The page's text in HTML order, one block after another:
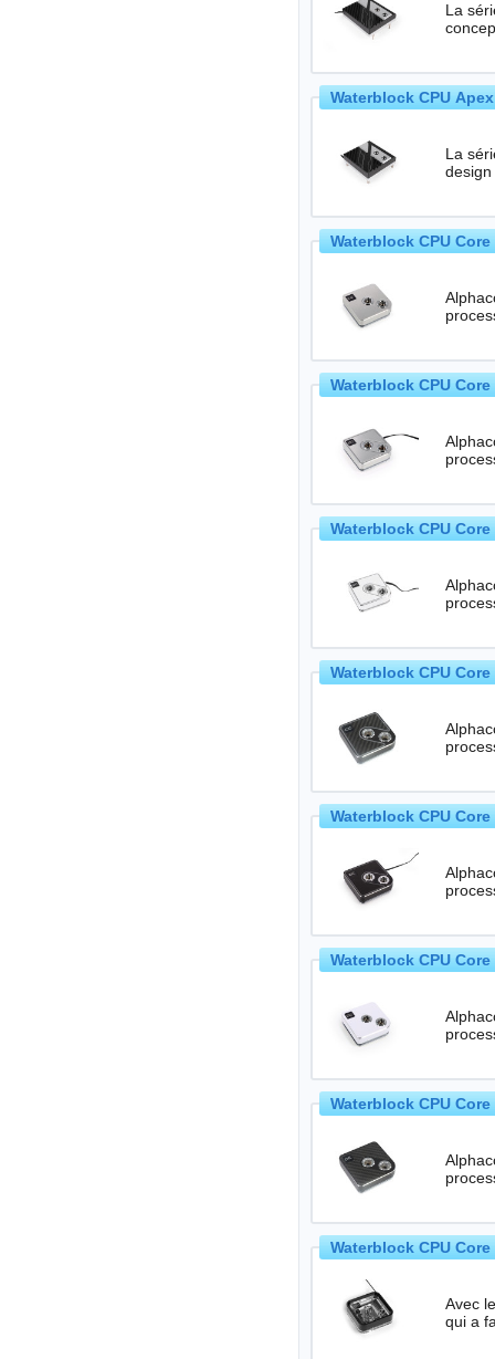
La
Waterblock CPU
La
Waterblock CPU
Waterblock CPU
Waterblock CPU
Waterblock CPU
Waterblock CPU
Waterblock CPU
Waterblock CPU
Waterblock CPU
Avec
qui a